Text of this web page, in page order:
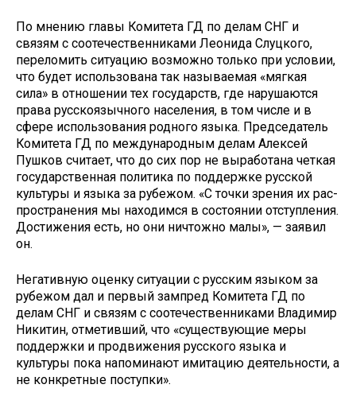
По мнению главы Комитета ГД по делам СНГ и
связям с соотечественни­ками Леонида Слуцкого,
переломить ситуацию возможно только при усло­вии,
что будет использована так назы­ваемая «мягкая
сила» в отношении тех государств, где нарушаются
права рус­скоязычного населения, в том числе и в
сфере использования родного языка. Председатель
Комитета ГД по между­народным делам Алексей
Пушков считает, что до сих пор не выработана четкая
государственная политика по поддержке русской
культуры и языка за рубежом. «С точки зрения их рас­
пространения мы находимся в состо­янии отступления.
Достижения есть, но они ничтожно малы», — заявил
он.
Негативную оценку ситуации с рус­ским языком за
рубежом дал и первый зампред Комитета ГД по
делам СНГ и связям с соотечественниками Влади­мир
Никитин, отметивший, что «су­ществующие меры
поддержки и про­движения русского языка и
культуры пока напоминают имитацию деятель­ности, а
не конкретные поступки».